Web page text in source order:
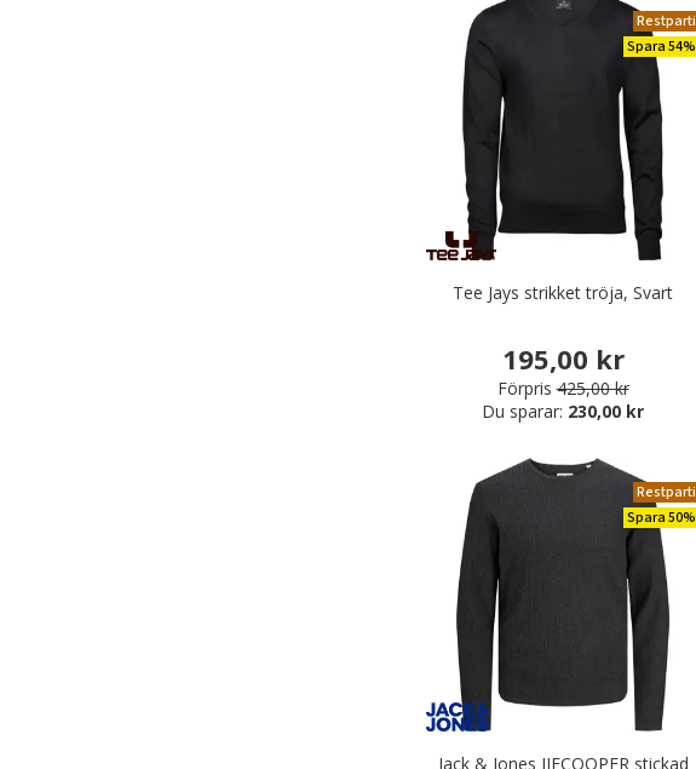
Restparti
Spara 54%
Tee Jays strikket tröja, Svart
195,00 kr
Förpris 425,00 kr
Du sparar: 230,00 kr
Restparti
Spara 50%
Jack & Jones JJECOOPER stickad